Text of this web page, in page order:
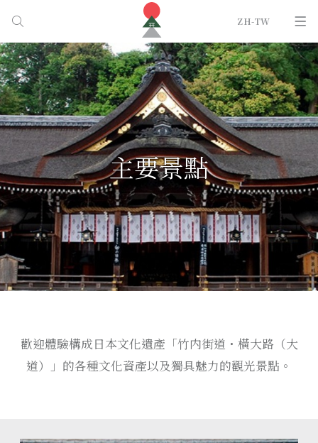
ZH-TW
主要景點
歡迎體驗構成日本文化遺產「竹内街道・橫大路（大
道）」的各種文化資產以及獨具魅力的觀光景點。